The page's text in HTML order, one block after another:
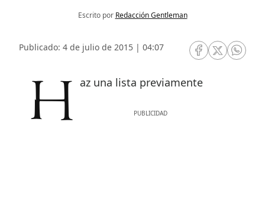
Escrito por Redacción Gentleman
Publicado: 4 de julio de 2015 | 04:07
RRSS Facebook
RRSSRRSS
Haz una lista previamente